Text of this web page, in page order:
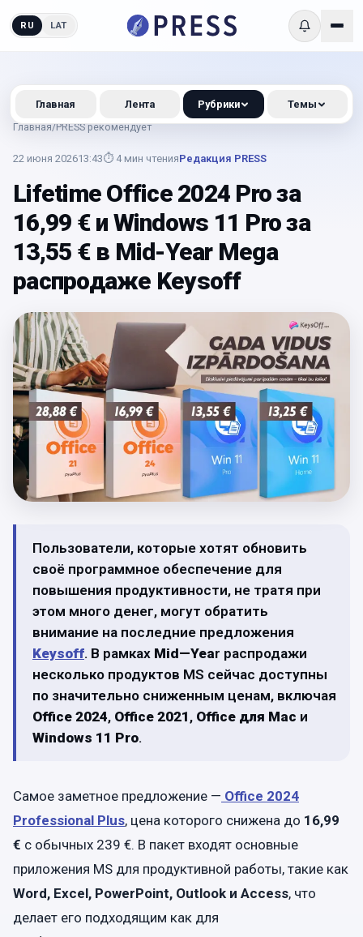
RU LAT
Главная/PRESS рекомендует
22 июня 202613:43⏱ 4 мин чтенияРедакция PRESS
Lifetime Office 2024 Pro за
16,99 € и Windows 11 Pro за
13,55 € в Mid-Year Mega
распродаже Keysoff
Пользователи, которые хотят обновить
своё программное обеспечение для
повышения продуктивности, не тратя при
этом много денег, могут обратить
внимание на последние предложения
Keysoff. В рамках Mid—Year распродажи
несколько продуктов MS сейчас доступны
по значительно сниженным ценам, включая
Office 2024, Office 2021 , Office для Mac и
Windows 11 Pro.
Самое заметное предложение — Office 2024
Professional Plus, цена которого снижена до 16,99
€ с обычных 239 €. В пакет входят основные
приложения MS для продуктивной работы, такие как
Word, Excel, PowerPoint, Outlook и Access, что
делает его подходящим как для
Главная Лента Рубрики Темы